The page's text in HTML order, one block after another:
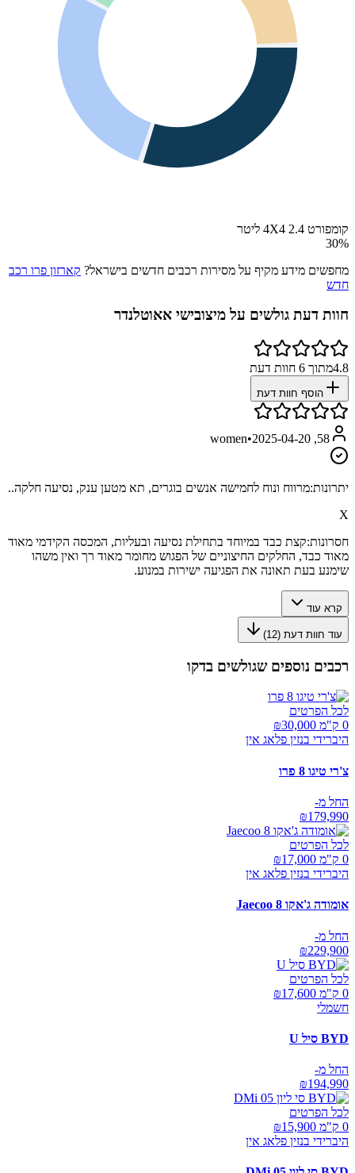
קומפורט 4X4 2.4 ליטר
30%
מחפשים מידע מקיף על מסירות רכבים חדשים בישראל? קארזון פרו רכב
חדש
חוות דעת גולשים על מיצובישי אאוטלנדר
4.8מתוך 6 חוות דעת
הוסף חוות דעת
58, women
•2025-04-20
יתרונות:מרווח ונוח לחמישה אנשים בוגרים, תא מטען ענק, נסיעה חלקה..
X
חסרונות:קצת כבד במיוחד בתחילת נסיעה ובעליות, המכסה הקידמי מאוד
מאוד כבד, החלקים החיצוניים של הפגוש מחומר מאוד רך ואין משהו
שימנע בעת תאונה את הפגיעה ישירות במנוע.
קרא עוד
עוד חוות דעת (12
)
רכבים נוספים שגולשים בדקו
לכל הפרטים
0 ק"מ ₪
30,000
היברידי בנזין פלאג אין
צ'רי טיגו 8 פרו
החל מ-
₪179,990
לכל הפרטים
0 ק"מ ₪
17,000
היברידי בנזין פלאג אין
אומודה ג'אקו Jaecoo 8
החל מ-
₪229,900
לכל הפרטים
0 ק"מ ₪
17,600
חשמלי
BYD סיל U
החל מ-
₪194,990
לכל הפרטים
0 ק"מ ₪
15,900
היברידי בנזין פלאג אין